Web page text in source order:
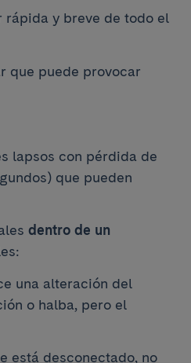
rápida y breve de todo el
que puede provocar
lapsos con pérdida de
que pueden
dentro de un
una alteración del
o halba, pero el
está desconectado, no